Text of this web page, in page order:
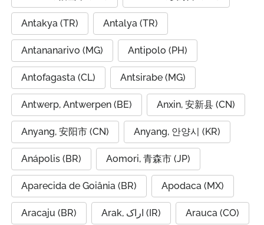
Antakya (TR) Antalya (TR)
Antananarivo (MG) Antipolo (PH)
Antofagasta (CL) Antsirabe (MG)
Antwerp, Antwerpen (BE) Anxin, 安新县 (CN)
Anyang, 安阳市 (CN) Anyang, 안양시 (KR)
Anápolis (BR) Aomori, 青森市 (JP)
Aparecida de Goiânia (BR) Apodaca (MX)
Aracaju (BR) Arak, اراک (IR) Arauca (CO)